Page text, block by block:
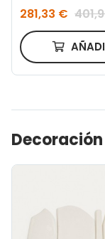
281,33 €
Decoración